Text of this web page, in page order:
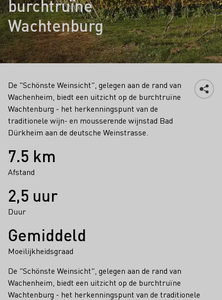
burchtruïne
Wachtenburg
De "Schönste Weinsicht", gelegen aan de rand van
Wachenheim, biedt een uitzicht op de burchtruïne
Wachtenburg - het herkenningspunt van de
traditionele wijn- en mousserende wijnstad Bad
Dürkheim aan de deutsche Weinstrasse.
Feiten
7.5 km
Afstand
2,5 uur
Duur
Gemiddeld
Moeilijkheidsgraad
De "Schönste Weinsicht", gelegen aan de rand van
Wachenheim, biedt een uitzicht op de burchtruïne
Wachtenburg - het herkenningspunt van de traditionele